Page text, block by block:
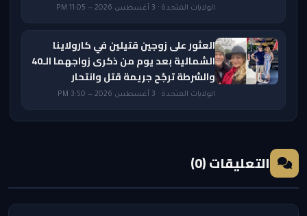
الولايات المتحدة · 3 أغسطس 2026 — 11:05 PM
العثور على زوجين قتيلين في كارولاينا
الشمالية بعد يوم من ذكرى زواجهما الـ40
والشرطة ترجّح جريمة قتل وانتحار
الولايات المتحدة · 3 أغسطس 2026 — 3:50 PM
التعليقات (0)